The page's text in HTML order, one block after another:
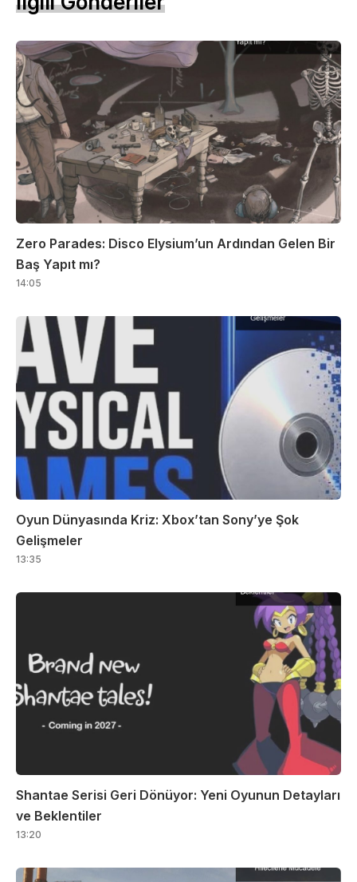
Zero Parades: Disco Elysium’un Ardından Gelen Bir
Baş Yapıt mı?
14:05
Oyun Dünyasında Kriz: Xbox’tan Sony’ye Şok
Gelişmeler
13:35
Shantae Serisi Geri Dönüyor: Yeni Oyunun Detayları
ve Beklentiler
13:20